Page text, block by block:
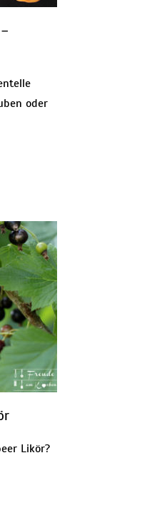
oder
Likör?